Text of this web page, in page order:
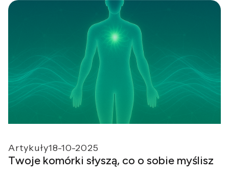
Artykuły18-10-2025
Twoje komórki słyszą, co o sobie myślisz